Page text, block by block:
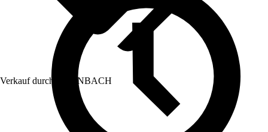
Verkauf durch: HORNBACH